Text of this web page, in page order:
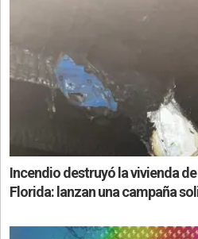
Incendio destruyó la vivienda
Florida: lanzan una campaña